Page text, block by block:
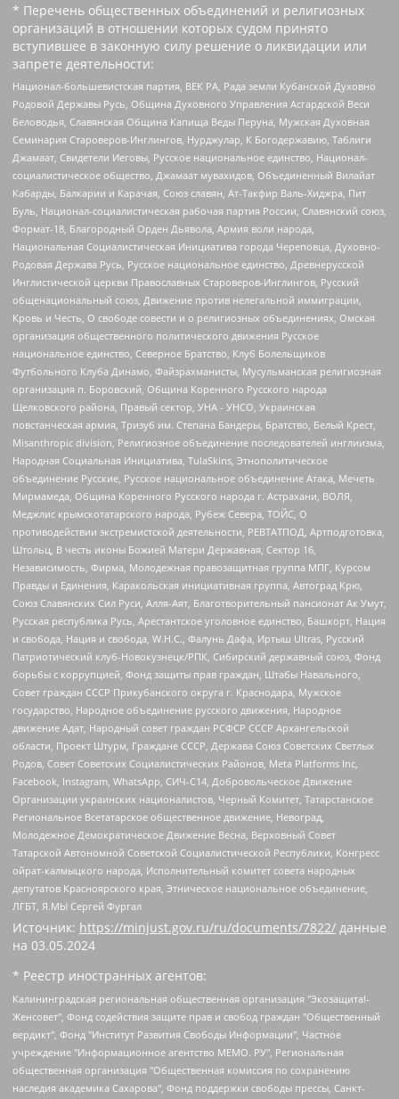
* Перечень общественных объединений и религиозных
организаций в отношении которых судом принято
вступившее в законную силу решение о ликвидации или
запрете деятельности:
Национал-большевистская партия, ВЕК РА, Рада земли Кубанской Духовно
Родовой Державы Русь, Община Духовного Управления Асгардской Веси
Беловодья, Славянская Община Капища Веды Перуна, Мужская Духовная
Семинария Староверов-Инглингов, Нурджулар, К Богодержавию, Таблиги
Джамаат, Свидетели Иеговы, Русское национальное единство, Национал-
социалистическое общество, Джамаат мувахидов, Объединенный Вилайат
Кабарды, Балкарии и Карачая, Союз славян, Ат-Такфир Валь-Хиджра, Пит
Буль, Национал-социалистическая рабочая партия России, Славянский союз,
Формат-18, Благородный Орден Дьявола, Армия воли народа,
Национальная Социалистическая Инициатива города Череповца, Духовно-
Родовая Держава Русь, Русское национальное единство, Древнерусской
Инглистической церкви Православных Староверов-Инглингов, Русский
общенациональный союз, Движение против нелегальной иммиграции,
Кровь и Честь, О свободе совести и о религиозных объединениях, Омская
организация общественного политического движения Русское
национальное единство, Северное Братство, Клуб Болельщиков
Футбольного Клуба Динамо, Файзрахманисты, Мусульманская религиозная
организация п. Боровский, Община Коренного Русского народа
Щелковского района, Правый сектор, УНА - УНСО, Украинская
повстанческая армия, Тризуб им. Степана Бандеры, Братство, Белый Крест,
Misanthropic division, Религиозное объединение последователей инглиизма,
Народная Социальная Инициатива, TulaSkins, Этнополитическое
объединение Русские, Русское национальное объединение Атака, Мечеть
Мирмамеда, Община Коренного Русского народа г. Астрахани, ВОЛЯ,
Меджлис крымскотатарского народа, Рубеж Севера, ТОЙС, О
противодействии экстремистской деятельности, РЕВТАТПОД, Артподготовка,
Штольц, В честь иконы Божией Матери Державная, Сектор 16,
Независимость, Фирма, Молодежная правозащитная группа МПГ, Курсом
Правды и Единения, Каракольская инициативная группа, Автоград Крю,
Союз Славянских Сил Руси, Алля-Аят, Благотворительный пансионат Ак Умут,
Русская республика Русь, Арестантское уголовное единство, Башкорт, Нация
и свобода, Нация и свобода, W.H.С., Фалунь Дафа, Иртыш Ultras, Русский
Патриотический клуб-Новокузнецк/РПК, Сибирский державный союз, Фонд
борьбы с коррупцией, Фонд защиты прав граждан, Штабы Навального,
Совет граждан СССР Прикубанского округа г. Краснодара, Мужское
государство, Народное объединение русского движения, Народное
движение Адат, Народный совет граждан РСФСР СССР Архангельской
области, Проект Штурм, Граждане СССР, Держава Союз Советских Светлых
Родов, Совет Советских Социалистических Районов, Meta Platforms Inc,
Facebook, Instagram, WhatsApp, СИЧ-С14, Добровольческое Движение
Организации украинских националистов, Черный Комитет, Татарстанское
Региональное Всетатарское общественное движение, Невоград,
Молодежное Демократическое Движение Весна, Верховный Совет
Татарской Автономной Советской Социалистической Республики, Конгресс
ойрат-калмыцкого народа, Исполнительный комитет совета народных
депутатов Красноярского края, Этническое национальное объединение,
ЛГБТ, Я.МЫ Сергей Фургал
Источник: https://minjust.gov.ru/ru/documents/7822/ данные
на 03.05.2024
* Реестр иностранных агентов:
Калининградская региональная общественная организация "Экозащита!-Женсовет", Фонд содействия защите прав и свобод граждан "Общественный вердикт", Фонд "Институт Развития Свободы Информации", Частное учреждение "Информационное агентство МЕМО. РУ", Региональная общественная организация "Общественная комиссия по сохранению наследия академика Сахарова", Фонд поддержки свободы прессы, Санкт-Петербургская общественная правозащитная организация "Гражданский контроль", Межрегиональная общественная организация "Информационно-просветительский центр "Мемориал", Региональный Фонд "Центр Защиты Прав Средств Массовой Информации", с 05.12.2023 Фонд "Центр Защиты Прав Средств массовой информации", Региональная общественная благотворительная организация помощи беженцам и мигрантам "Гражданское содействие", Негосударственное образовательное учреждение дополнительного профессионального образования (повышение квалификации) специалистов "АКАДЕМИЯ ПО ПРАВАМ ЧЕЛОВЕКА", Свердловская региональная общественная организация "Сутяжник", Автономная некоммерческая организация "Центр независимых социологических исследований", Союз общественных объединений "Российский исследовательский центр по правам человека", Региональное общественное учреждение научно-информационный центр "МЕМОРИАЛ", Некоммерческая организация "Фонд защиты гласности", Автономная некоммерческая организация "Институт прав человека", Городская общественная организация "Екатеринбургское общество "МЕМОРИАЛ", Городская общественная организация "Рязанское историко-просветительское и правозащитное общество "Мемориал" (Рязанский Мемориал), Челябинский региональный орган общественной самодеятельности – женское общественное объединение "Женщины Евразии", Челябинский региональный орган общественной самодеятельности "Уральская правозащитная группа", Фонд содействия защите здоровья и социальной справедливости имени Андрея Рылькова, Автономная Некоммерческая Организация "Аналитический Центр Юрия Левады", Автономная некоммерческая организация социальной поддержки населения "Проект Апрель", Региональная общественная организация помощи женщинам и детям, находящимся в кризисной ситуации "Информационно-методический центр "Анна", Фонд содействия развитию массовых коммуникаций и правовому просвещению "Так-так-Так", Фонд содействия устойчивому развитию "Серебряная тайга", Свердловский региональный общественный фонд социальных проектов "Новое время", "Idel.Реалии", Кавказ.Реалии, Крым.Реалии, Телеканал Настоящее Время, Татаро-башкирская служба Радио Свобода (Azatliq Radiosi), Радио Свободная Европа/Радио Свобода (PCE/PC), "Сибирь.Реалии", "Фактограф", Благотворительный фонд помощи осужденным и их семьям, Автономная некоммерческая организация "Институт глобализации и социальных движений", Фонд "В защиту прав заключенных", Частное учреждение "Центр поддержки и содействия развитию средств массовой информации", Пензенский региональный общественный благотворительный фонд "Гражданский союз", "Север.Реалии", Некоммерческая организация Фонд "Правовая инициатива", Общество с ограниченной ответственностью "Радио Свободная Европа/Радио Свобода", Чешское информационное агентство "MEDIUM-ORIENT", Красноярская региональная общественная организация "Мы против СПИДа", Камалягин Денис Николаевич, Маркелов Сергей Евгеньевич, Пономарев Лев Александрович, Савицкая Людмила Алексеевна, Автономная некоммерческая организация "Центр по работе с проблемой насилия "НАСИЛИЮ.НЕТ", Межрегиональный профессиональный союз работников здравоохранения "Альянс врачей", Юридическое лицо, зарегистрированное в Латвийской Республике, SIA "Medusa Project" (регистрационный номер 40103797863, дата регистрации 10.06.2014), Некоммерческая организация "Фонд по борьбе с коррупцией", Автономная некоммерческая организация "Институт права и публичной политики", Баданин Роман Сергеевич, Гликин Максим Александрович, Железнова Мария Михайловна, Лукьянова Юлия Сергеевна, Маетная Елизавета Витальевна, Маняхин Петр Борисович, Чуракова Ольга Владимировна, Ярош Юлия Петровна, Юридическое лицо "The Insider SIA", зарегистрированное в Риге, Латвийская Республика (дата регистрации 26.06.2015), являющееся администратором доменного имени интернет-издания "The Insider SIA", https://theins.ru, Постернак Алексей Евгеньевич, Рубин Михаил Аркадьевич, Анин Роман Александрович, Юридическое лицо Istories fonds, зарегистрированное в Латвийской Республике (регистрационный номер 50008295751, дата регистрации 24.02.2020), Великовский Дмитрий Александрович, Долинина Ирина Николаевна, Мароховская Алеся Алексеевна, Шлейнов Роман Юрьевич, Шмагун Олеся Валентиновна, Общество с ограниченной ответственностью "Альтаир 2021", Общество с ограниченной ответственностью "Вега 2021", Общество с ограниченной ответственностью "Главный редактор 2021", Общество с ограниченной ответственностью "Ромашки монолит", Важенков Артем Валерьевич, Ивановская областная общественная организация "Центр гендерных исследований", Гурман Юрий Альбертович, Медиапроект "ОВД-Инфо", Егоров Владимир Владимирович, Жилинский Владимир Александрович, Общество с ограниченной ответственностью "ЗП", Иванова София Юрьевна, Карезина Инна Павловна, Кильтау Екатерина Викторовна, Петров Алексей Викторович, Пискунов Сергей Евгеньевич, Смирнов Сергей Сергеевич, Тихонов Михаил Сергеевич, Общество с ограниченной ответственностью "ЖУРНАЛИСТ-ИНОСТРАННЫЙ АГЕНТ", Арапова Галина Юрьевна, Вольтская Татьяна Анатольевна, Американская компания "Mason G.E.S. Anonymous Foundation" (США), являющаяся владельцем интернет-издания https://mnews.world/, Компания "Stichting Bellingcat", зарегистрированная в Нидерландах (дата регистрации 11.07.2018), Захаров Андрей Вячеславович, Клепиковская Екатерина Дмитриевна, Общество с ограниченной ответственностью "МЕМО", Перл Роман Александрович, Симонов Евгений Алексеевич, Соловьева Елена Анатольевна, Сотников Даниил Владимирович, Сурначева Елизавета Дмитриевна, Автономная некоммерческая организация по защите прав человека и информированию населения "Якутия – Наше Мнение", Общество с ограниченной ответственностью "Москоу диджитал медиа", с 26.01.2023 Общество с ограниченной ответственностью "Чайка Белые сады", Ветошкина Валерия Валерьевна, Заговора Максим Александрович, Межрегиональное общественное движение "Российская ЛГБТ - сеть", Оленичев Максим Владимирович, Павлов Иван Юрьевич, Скворцова Елена Сергеевна, Общество с ограниченной ответственностью "Как бы инагент", Кочетков Игорь Викторович, Общество с ограниченной ответственностью "Честные выборы", Еланчик Олег Александрович, Общество с ограниченной ответственностью "Нобелевский призыв", Гималова Регина Эмилевна, Григорьев Андрей Валерьевич, Григорьева Алина Александровна, Ассоциация по содействию защите прав призывников, альтернативнослужащих и военнослужащих "Правозащитная группа "Гражданин.Армия.Право", Хисамова Регина Фаритовна, Автономная некоммерческая организация по реализации социально-правовых программ "Лилит", Дальневосточное общественное движение "Маяк", Санкт-Петербургская ЛГБТ-инициативная группа "Выход", Инициативная группа ЛГБТ+ "Реверс", Алексеев Андрей Викторович, Бекбулатова Таисия Львовна, Беляев Иван Михайлович, Владыкина Елена Сергеевна, Гельман Марат Александрович, Никульшина Вероника Юрьевна, Толоконникова Надежда Андреевна, Шендерович Виктор Анатольевич, Общество с ограниченной ответственностью "Данное сообщение", Общество с ограниченной ответственностью Издательский дом "Новая глава", Айнбиндер Александра Александровна, Московский комьюнити-центр для ЛГБТ+инициатив, Благотворительный фонд развития филантропии, Deutsche Welle (Германия, Kurt-Schumacher-Strasse 3, 53113 Bonn), Борзунова Мария Михайловна, Воробьев Виктор Викторович, Голубева Анна Львовна, Константинова Алла Михайловна, Малкова Ирина Владимировна, Мурадов Мурад Абдулгалимович, Осетинская Елизавета Николаевна, Понасенков Евгений Николаевич, Ганапольский Матвей Юрьевич, Киселев Евгений Алексеевич, Борухович Ирина Григорьевна, Дремин Иван Тимофеевич, Дубровский Дмитрий Викторович, Красноярская региональная общественная организация поддержки и развития альтернативных образовательных технологий и межкультурных коммуникаций "ИНТЕРРА", Маяковская Екатерина Алексеевна, Фейгин Марк Захарович, Филимонов Андрей Викторович, Дзугкоева Регина Николаевна, Доброхотов Роман Александрович, Дудь Юрий Александрович, Елкин Сергей Владимирович, Кругликов Кирилл Игоревич, Сабунаева Мария Леонидовна, Семенов Алексей Владимирович, Шаинян Карен Багратович, Шульман Екатерина Михайловна, Асафьев Артур Валерьевич, Вахштайн Виктор Семенович, Венедиктов Алексей Алексеевич, Лушникова Екатерина Евгеньевна, Волков Леонид Михайлович, Невзоров Александр Глебович, Пархоменко Сергей Борисович, Сироткин Ярослав Николаевич, Кара-Мурза Владимир Владимирович, Баранова Наталья Владимировна, Гозман Леонид Яковлевич, Кагарлицкий Борис Юльевич, Климарев Михаил Валерьевич, Милов Владимир Станиславович, Автономная некоммерческая организация Краснодарский центр современного искусства "Типография", Моргенштерн Алишер Тагирович, Соболь Любовь Эдуардовна, Общество с ограниченной ответственностью "ЛИЗА НОРМ", Каспаров Гарри Кимович, Ходорковский Михаил Борисович, Общество с ограниченной ответственностью "Апрельские тезисы", Данилович Ирина Брониславовна, Кашин Олег Владимирович, Петров Николай Владимирович, Пивоваров Алексей Владимирович, Соколов Михаил Владимирович, Цветкова Юлия Владимировна, Чичваркин Евгений Александрович, Комитет против пыток/Команда против пыток, Общество с ограниченной ответственностью "Первый научный", Общество с ограниченной ответственностью "Вертолет и ко", Белоцерковская Вероника Борисовна, Кац Максим Евгеньевич, Лазарева Татьяна Юрьевна, Шаведдинов Руслан Табризович, Яшин Илья Валерьевич, Общество с ограниченной ответственностью "Иноагент ААВ", Алешковский Дмитрий Петрович, Альбац Евгения Марковна, Быков Дмитрий Львович, Галямина Юлия Евгеньевна, Лойко Сергей Леонидович, Мартынов Кирилл Константинович, Медведев Сергей Александрович, Крашенинников Федор Геннадиевич, Гордеева Катерина Вл